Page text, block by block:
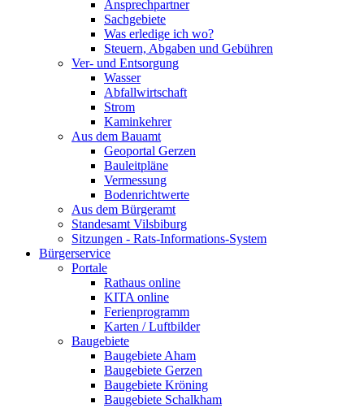
Ansprechpartner
Sachgebiete
Was erledige ich wo?
Steuern, Abgaben und Gebühren
Ver- und Entsorgung
Wasser
Abfallwirtschaft
Strom
Kaminkehrer
Aus dem Bauamt
Geoportal Gerzen
Bauleitpläne
Vermessung
Bodenrichtwerte
Aus dem Bürgeramt
Standesamt Vilsbiburg
Sitzungen - Rats-Informations-System
Bürgerservice
Portale
Rathaus online
KITA online
Ferienprogramm
Karten / Luftbilder
Baugebiete
Baugebiete Aham
Baugebiete Gerzen
Baugebiete Kröning
Baugebiete Schalkham